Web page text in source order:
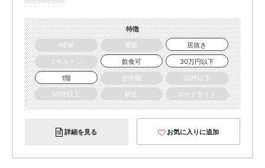
特徴
NEW
更新
居抜き
スケルトン
飲食可
30万円以下
1階
空中階
20坪以下
50坪以上
駅近 ロードサイド
詳細を見る お気に入りに追加